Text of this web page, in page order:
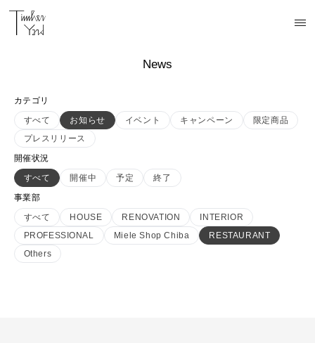
News
カテゴリ
すべて
お知らせ イベント キャンペーン
限定商品
プレスリリース
開催状況
すべて
開催中 予定
終了
事業部
すべて
HOUSE RENOVATION
INTERIOR
PROFESSIONAL
Miele Shop Chiba
RESTAURANT
Others